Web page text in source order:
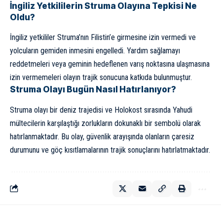
İngiliz Yetkililerin Struma Olayına Tepkisi Ne
Oldu?
İngiliz yetkililer Struma’nın Filistin’e girmesine izin vermedi ve
yolcuların gemiden inmesini engelledi. Yardım sağlamayı
reddetmeleri veya geminin hedeflenen varış noktasına ulaşmasına
izin vermemeleri olayın trajik sonucuna katkıda bulunmuştur.
Struma Olayı Bugün Nasıl Hatırlanıyor?
Struma olayı bir deniz trajedisi ve Holokost sırasında Yahudi
mültecilerin karşılaştığı zorlukların dokunaklı bir sembolü olarak
hatırlanmaktadır. Bu olay, güvenlik arayışında olanların çaresiz
durumunu ve göç kısıtlamalarının trajik sonuçlarını hatırlatmaktadır.